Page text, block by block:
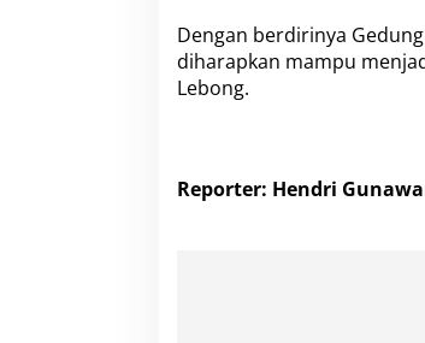
Dengan berdirinya
diharapkan mampu
Lebong.
Reporter: Hendri